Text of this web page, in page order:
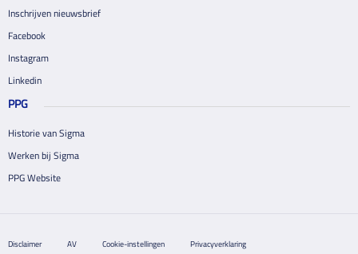
Inschrijven nieuwsbrief
Facebook
Instagram
Linkedin
PPG
Historie van Sigma
Werken bij Sigma
PPG Website
Disclaimer AV Cookie-instellingen Privacyverklaring